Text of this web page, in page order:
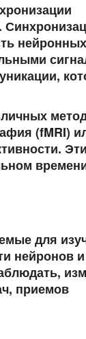
(fMRI)
Эти
для
нейронов и
приемов